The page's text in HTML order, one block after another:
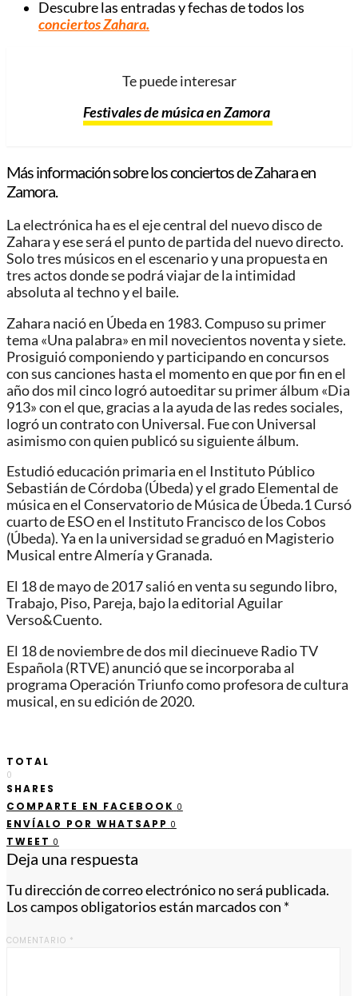
Descubre las entradas y fechas de todos los
conciertos Zahara.
Te puede interesar
Festivales de música en Zamora
Más información sobre los conciertos de Zahara en
Zamora.
La electrónica ha es el eje central del nuevo disco de
Zahara y ese será el punto de partida del nuevo directo.
Solo tres músicos en el escenario y una propuesta en
tres actos donde se podrá viajar de la intimidad
absoluta al techno y el baile.
Zahara nació en Úbeda en 1983. Compuso su primer
tema «Una palabra» en mil novecientos noventa y siete.
Prosiguió componiendo y participando en concursos
con sus canciones hasta el momento en que por fin en el
año dos mil cinco logró autoeditar su primer álbum «Dia
913» con el que, gracias a la ayuda de las redes sociales,
logró un contrato con Universal. Fue con Universal
asimismo con quien publicó su siguiente álbum.
Estudió educación primaria en el Instituto Público
Sebastián de Córdoba (Úbeda) y el grado Elemental de
música en el Conservatorio de Música de Úbeda.1​ Cursó
cuarto de ESO en el Instituto Francisco de los Cobos
(Úbeda).​ Ya en la universidad se graduó en Magisterio
Musical entre Almería y Granada.
El 18 de mayo de 2017 salió en venta su segundo libro,
Trabajo, Piso, Pareja, bajo la editorial Aguilar
Verso&Cuento.
El 18 de noviembre de dos mil diecinueve Radio TV
Española (RTVE) anunció que se incorporaba al
programa Operación Triunfo como profesora de cultura
musical, en su edición de 2020.
TOTAL
0
SHARES
COMPARTE EN FACEBOOK 0
ENVÍALO POR WHATSAPP 0
TWEET 0
Deja una respuesta
Tu dirección de correo electrónico no será publicada.
Los campos obligatorios están marcados con *
COMENTARIO *